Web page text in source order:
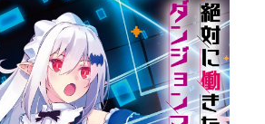
ルディングス
お問い合わせはこちら
ップ文庫 オーバーラップノベルス
プノベルスf ロサージュノベルス